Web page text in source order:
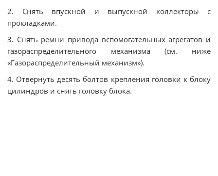
2. Снять впускной и выпускной коллекторы с
прокладками.
3. Снять ремни привода вспомогательных агрегатов и
газораспределительного механизма (см. ниже
«Газораспределительный механизм»).
4. Отвернуть десять болтов крепления головки к блоку
цилиндров и снять головку блока.